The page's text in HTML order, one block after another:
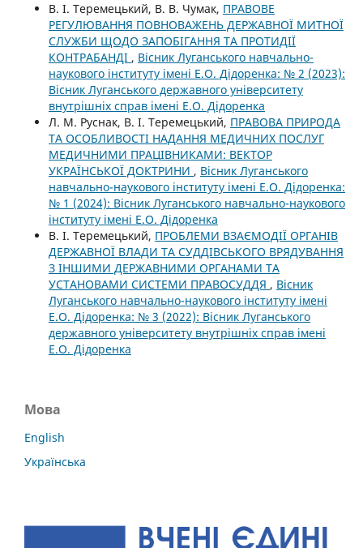
В. І. Теремецький, В. В. Чумак, ПРАВОВЕ
РЕГУЛЮВАННЯ ПОВНОВАЖЕНЬ ДЕРЖАВНОЇ МИТНОЇ
СЛУЖБИ ЩОДО ЗАПОБІГАННЯ ТА ПРОТИДІЇ
КОНТРАБАНДІ , Вісник Луганського навчально-
наукового інституту імені Е.О. Дідоренка: № 2 (2023):
Вісник Луганського державного університету
внутрішніх справ імені Е.О. Дідоренка
Л. М. Руснак, В. І. Теремецький, ПРАВОВА ПРИРОДА
ТА ОСОБЛИВОСТІ НАДАННЯ МЕДИЧНИХ ПОСЛУГ
МЕДИЧНИМИ ПРАЦІВНИКАМИ: ВЕКТОР
УКРАЇНСЬКОЇ ДОКТРИНИ , Вісник Луганського
навчально-наукового інституту імені Е.О. Дідоренка:
№ 1 (2024): Вісник Луганського навчально-наукового
інституту імені Е.О. Дідоренка
В. І. Теремецький, ПРОБЛЕМИ ВЗАЄМОДІЇ ОРГАНІВ
ДЕРЖАВНОЇ ВЛАДИ ТА СУДДІВСЬКОГО ВРЯДУВАННЯ
З ІНШИМИ ДЕРЖАВНИМИ ОРГАНАМИ ТА
УСТАНОВАМИ СИСТЕМИ ПРАВОСУДДЯ , Вісник
Луганського навчально-наукового інституту імені
Е.О. Дідоренка: № 3 (2022): Вісник Луганського
державного університету внутрішніх справ імені
Е.О. Дідоренка
Мова
English
Українська